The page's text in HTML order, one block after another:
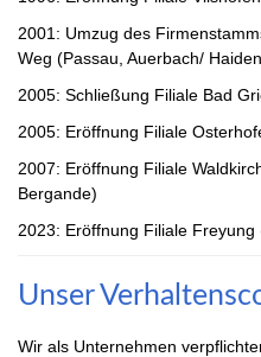
2001: Umzug des
Weg (Passau, Auerbach/
2005: Schließung Filiale Bad
2005: Eröffnung Filiale
2007: Eröffnung Filiale
Bergande)
2023: Eröffnung Filiale
Unser
Wir als Unternehmen